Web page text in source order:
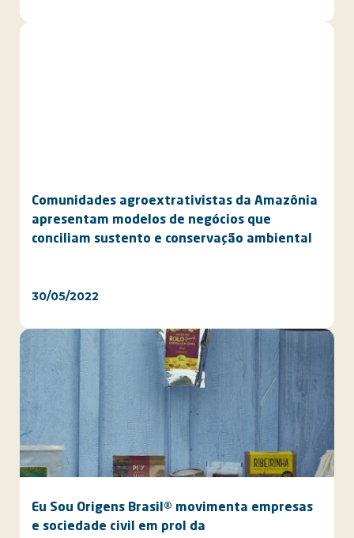
Comunidades agroextrativistas da Amazônia
apresentam modelos de negócios que
conciliam sustento e conservação ambiental
30/05/2022
Eu Sou Origens Brasil® movimenta empresas
e sociedade civil em prol da